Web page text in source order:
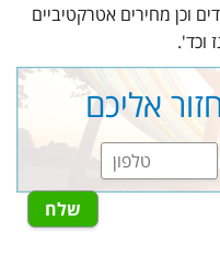
וכן מחירים אטרקטיביים
וכד'.
אליכם